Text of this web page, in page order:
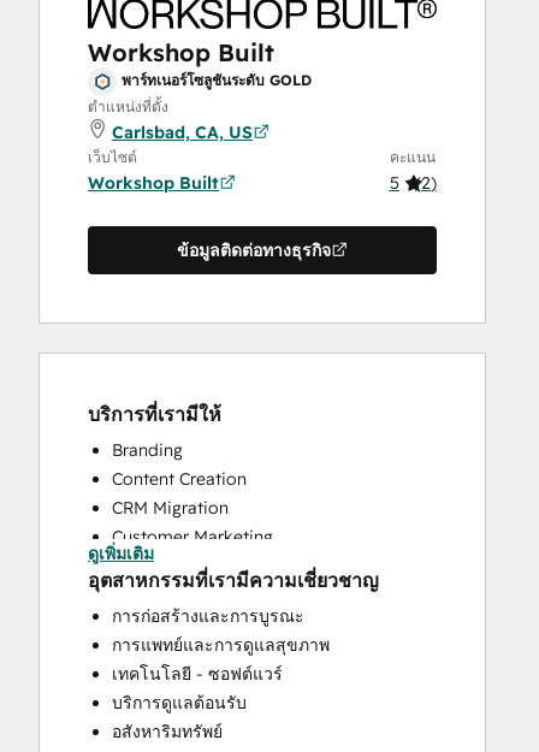
Workshop Built
พาร์ทเนอร์โซลูชันระดับ GOLD
ตำแหน่งที่ตั้ง
Carlsbad, CA, US
เว็บไซต์
Workshop Built
คะแนน
5 (2)
ข้อมูลติดต่อทางธุรกิจ
บริการที่เรามีให้
Branding
Content Creation
CRM Migration
Customer Marketing
Email Marketing
Full Inbound Marketing Services
Sales and Marketing Alignment
Sales Enablement
Search Engine Optimization
Social Media
Website Design
ดูเพิ่มเติม
อุตสาหกรรมที่เรามีความเชี่ยวชาญ
การก่อสร้างและการบูรณะ
การแพทย์และการดูแลสุขภาพ
เทคโนโลยี - ซอฟต์แวร์
บริการดูแลต้อนรับ
อสังหาริมทรัพย์